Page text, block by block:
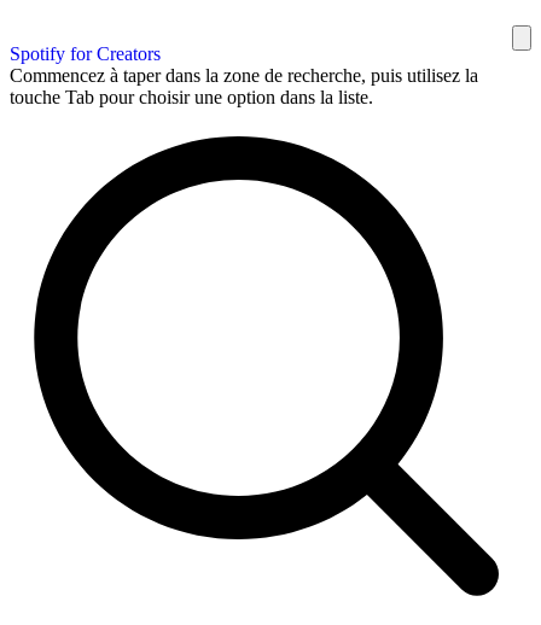
Spotify for Creators
Commencez à taper dans la zone de recherche, puis utilisez la
touche Tab pour choisir une option dans la liste.